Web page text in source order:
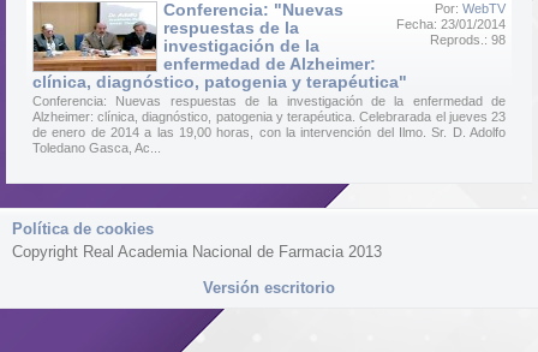
Por: WebTV
Fecha: 23/01/2014
Reprods.: 98
Conferencia: "Nuevas
respuestas de la
investigación de la
enfermedad de Alzheimer:
clínica, diagnóstico, patogenia y terapéutica"
Conferencia: Nuevas respuestas de la investigación de la enfermedad de
Alzheimer: clínica, diagnóstico, patogenia y terapéutica. Celebrarada el jueves 23
de enero de 2014 a las 19,00 horas, con la intervención del Ilmo. Sr. D. Adolfo
Toledano Gasca, Ac...
Política de cookies
Copyright Real Academia Nacional de Farmacia 2013
Versión escritorio